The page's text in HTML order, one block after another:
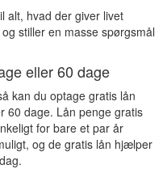
alt, hvad der giver livet
stiller en masse spørgsmål
eller 60 dage
kan du optage gratis lån
60 dage. Lån penge gratis
for bare et par år
og de gratis lån hjælper